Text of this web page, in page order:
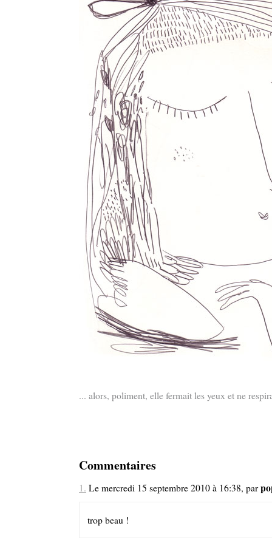
... alors, poliment, elle fermait les yeux et ne
Commentaires
1. Le mercredi 15 septembre 2010 à 16:38, par
trop beau !